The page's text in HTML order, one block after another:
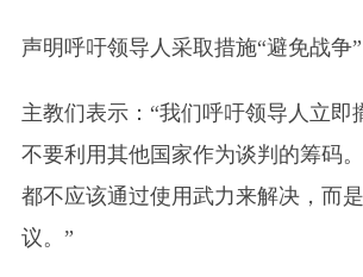
声明呼吁领导人采取措施“避免战争”
主教们表示：“我们呼吁领导人立即
不要利用其他国家作为谈判的筹码
都不应该通过使用武力来解决，而
议。”